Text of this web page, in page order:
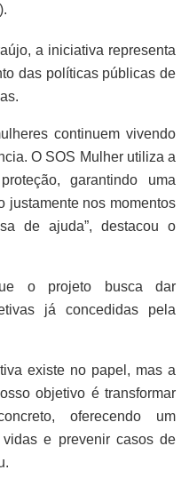
a iniciativa representa
das políticas públicas de
continuem vivendo
O SOS Mulher utiliza a
garantindo uma
justamente nos momentos
de ajuda”, destacou o
o projeto busca dar
já concedidas pela
existe no papel, mas a
objetivo é transformar
oferecendo um
e prevenir casos de